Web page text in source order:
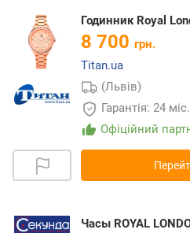
Годинник Royal
8 700 грн.
Titan.ua
(Львів)
Гарантія: 24 міс.
Офіційний
Часы ROYAL